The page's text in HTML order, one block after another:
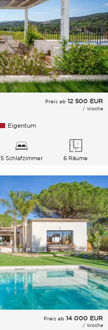
Preis ab 12 500 EUR
/ Woche
Eigentum
5 Schlafzimmer 6 Räume
Preis ab 14 000 EUR
/ Woche